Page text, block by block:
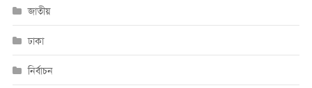
জাতীয়
ঢাকা
নির্বাচন